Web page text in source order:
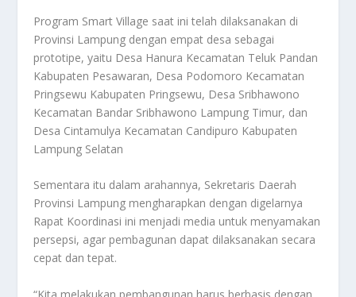
Program Smart Village saat ini telah dilaksanakan di
Provinsi Lampung dengan empat desa sebagai
prototipe, yaitu Desa Hanura Kecamatan Teluk Pandan
Kabupaten Pesawaran, Desa Podomoro Kecamatan
Pringsewu Kabupaten Pringsewu, Desa Sribhawono
Kecamatan Bandar Sribhawono Lampung Timur, dan
Desa Cintamulya Kecamatan Candipuro Kabupaten
Lampung Selatan
Sementara itu dalam arahannya, Sekretaris Daerah
Provinsi Lampung mengharapkan dengan digelarnya
Rapat Koordinasi ini menjadi media untuk menyamakan
persepsi, agar pembagunan dapat dilaksanakan secara
cepat dan tepat.